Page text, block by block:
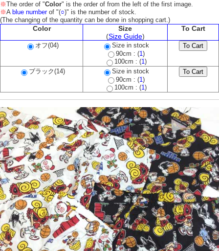
※The order of "Color" is the order of from the left of the first image.
※A blue numberof "(○)" is the number of stock.
(The changing of the quantity can be done in shopping cart.)
Color
Size
(Size Guide)
To Cart
オフ(04)
Size in stock
90cm : (1 )
100cm : (1)
ブラック(14)
Size in stock
90cm : (1 )
100cm : (1)